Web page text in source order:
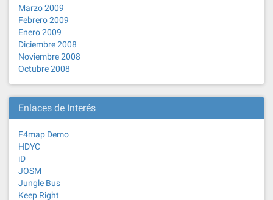
Marzo 2009
Febrero 2009
Enero 2009
Diciembre 2008
Noviembre 2008
Octubre 2008
Enlaces de Interés
F4map Demo
HDYC
iD
JOSM
Jungle Bus
Keep Right